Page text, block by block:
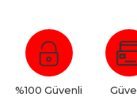
Bu
%100 Güvenli